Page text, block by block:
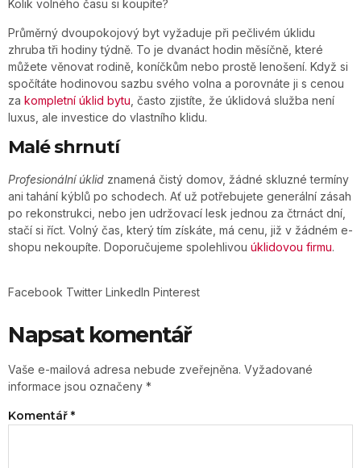
Kolik volného času si koupíte?
Průměrný dvoupokojový byt vyžaduje při pečlivém úklidu
zhruba tři hodiny týdně. To je dvanáct hodin měsíčně, které
můžete věnovat rodině, koníčkům nebo prostě lenošení. Když si
spočítáte hodinovou sazbu svého volna a porovnáte ji s cenou
za kompletní úklid bytu , často zjistíte, že úklidová služba není
luxus, ale investice do vlastního klidu.
Malé shrnutí
Profesionální úklid znamená čistý domov, žádné skluzné termíny
ani tahání kýblů po schodech. Ať už potřebujete generální zásah
po rekonstrukci, nebo jen udržovací lesk jednou za čtrnáct dní,
stačí si říct. Volný čas, který tím získáte, má cenu, již v žádném e-
shopu nekoupíte. Doporučujeme spolehlivou úklidovou firmu.
Facebook Twitter LinkedIn Pinterest
Napsat komentář
Vaše e-mailová adresa nebude zveřejněna. Vyžadované
informace jsou označeny *
Komentář *